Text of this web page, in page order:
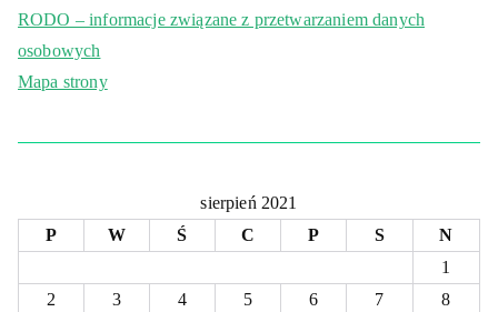
RODO – informacje związane z przetwarzaniem danych
osobowych
Mapa strony
sierpień 2021
P
W Ś C P S
N
1
2
3 4 5 6 7
8